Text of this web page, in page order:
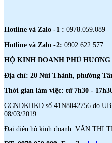
Hotline và Zalo -1 : 0978.059.089
Hotline và Zalo -2: 0902.622.577
HỘ KINH DOANH PHÚ HƯƠNG
Địa chỉ: 20 Núi Thành, phường
Thời gian làm việc: từ 7h30 -
GCNĐKHKD số 41N8042756 do
08/03/2019
Đại diện hộ kinh doanh: VĂN THỊ